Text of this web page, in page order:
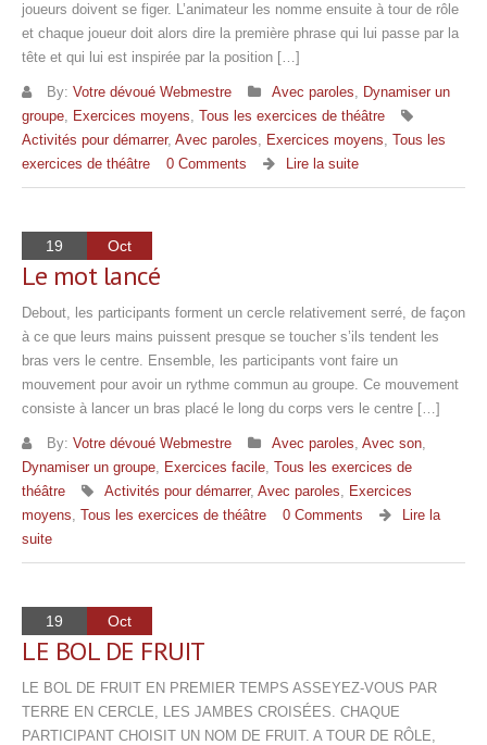
joueurs doivent se figer. L’animateur les nomme ensuite à tour de rôle
et chaque joueur doit alors dire la première phrase qui lui passe par la
tête et qui lui est inspirée par la position […]
By: Votre dévoué Webmestre Avec paroles, Dynamiser un
groupe, Exercices moyens, Tous les exercices de théâtre
Activités pour démarrer, Avec paroles, Exercices moyens, Tous les
exercices de théâtre
0 Comments Lire la suite
19 Oct
Le mot lancé
Debout, les participants forment un cercle relativement serré, de façon
à ce que leurs mains puissent presque se toucher s’ils tendent les
bras vers le centre. Ensemble, les participants vont faire un
mouvement pour avoir un rythme commun au groupe. Ce mouvement
consiste à lancer un bras placé le long du corps vers le centre […]
By: Votre dévoué Webmestre Avec paroles, Avec son,
Dynamiser un groupe, Exercices facile, Tous les exercices de
théâtre
Activités pour démarrer, Avec paroles, Exercices
moyens, Tous les exercices de théâtre 0 Comments
Lire la
suite
19 Oct
LE BOL DE FRUIT
LE BOL DE FRUIT EN PREMIER TEMPS ASSEYEZ-VOUS PAR
TERRE EN CERCLE, LES JAMBES CROISÉES. CHAQUE
PARTICIPANT CHOISIT UN NOM DE FRUIT. A TOUR DE RÔLE,